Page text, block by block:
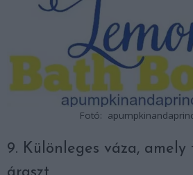
Fotó:
9. Különleges váza,